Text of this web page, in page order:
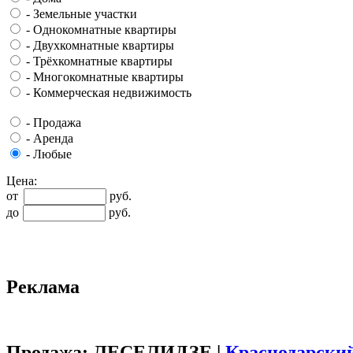
- Земельные участки
- Однокомнатные квартиры
- Двухкомнатные квартиры
- Трёхкомнатные квартиры
- Многокомнатные квартиры
- Коммерческая недвижимость
- Продажа
- Аренда
- Любые
Цена:
от
руб.
до
руб.
Реклама